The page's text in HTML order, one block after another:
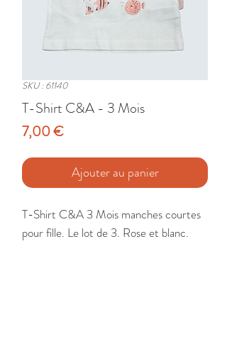
SKU : 61140
T-Shirt C&A - 3 Mois
7,00 €Prix
Ajouter au panier
T-Shirt C&A 3 Mois manches courtes
pour fille. Le lot de 3. Rose et blanc.